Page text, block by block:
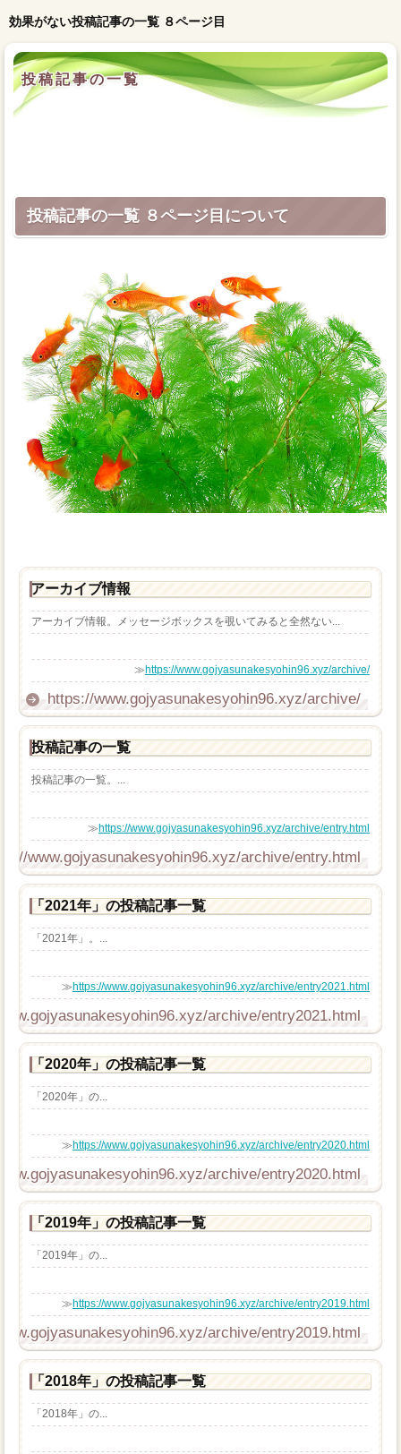
効果がない投稿記事の一覧 ８ページ目
投稿記事の一覧
投稿記事の一覧 ８ページ目について
アーカイブ情報
アーカイブ情報。メッセージボックスを覗いてみると全然ない...
≫https://www.gojyasunakesyohin96.xyz/archive/
https://www.gojyasunakesyohin96.xyz/archive/
投稿記事の一覧
投稿記事の一覧。...
≫https://www.gojyasunakesyohin96.xyz/archive/entry.html
www.gojyasunakesyohin96.xyz/archive/entry.html
「2021年」の投稿記事一覧
「2021年」。...
≫https://www.gojyasunakesyohin96.xyz/archive/entry2021.html
archive/entry2021.html
「2020年」の投稿記事一覧
「2020年」の...
≫https://www.gojyasunakesyohin96.xyz/archive/entry2020.html
archive/entry2020.html
「2019年」の投稿記事一覧
「2019年」の...
≫https://www.gojyasunakesyohin96.xyz/archive/entry2019.html
archive/entry2019.html
「2018年」の投稿記事一覧
「2018年」の...